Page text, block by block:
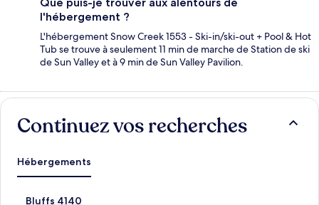
l'hébergement ?
L'hébergement Snow Creek 1553 - Ski-in/ski-out + Pool & Hot
Tub se trouve à seulement 11 min de marche de Station de ski
de Sun Valley et à 9 min de Sun Valley Pavilion.
Continuez vos recherches
Hébergements
Bluffs 4140
L